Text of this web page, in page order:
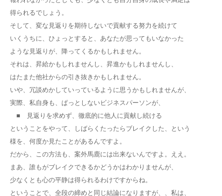
得られるでしょう。
そして、変な見返りを期待しないで貢献する努力を続けて
いくうちに、ひょっとすると、あなたが思ってもいなかった
ような見返りが、降ってくるかもしれません。
それは、昇給かもしれませんし、昇進かもしれませんし、
はたまた他社からの引き抜きかもしれません。
いや、冗談めかしていっているように思うかもしれませんが、
実際、私自身も、ぱっとしないビジネスパーソンが、
■ 見返りを求めず、徹底的に他人に貢献し続ける
ということをやって、しばらくたったらブレイクした、という
様を、何度か見たことがあるんですよ。
だから、この方法も、案外馬鹿には出来ないんですよ。ええ。
まあ、誰もがブレイクできるかどうかはわかりませんが、
少なくとも心の平静は得られるわけですからね。
ということで、全段の締めと同じ結論になりますが、、私は、